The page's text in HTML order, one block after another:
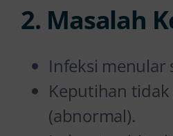
2. Masalah
Infeksi menular
Keputihan
(abnormal).